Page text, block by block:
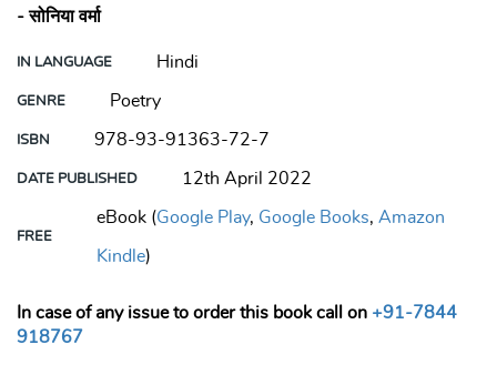
- सोनिया वर्मा
IN LANGUAGE Hindi
GENRE Poetry
ISBN 978-93-91363-72-7
DATE PUBLISHED 12th April 2022
FREE
eBook (Google Play, Google Books, Amazon
Kindle)
In case of any issue to order this book call on +91-7844
918767